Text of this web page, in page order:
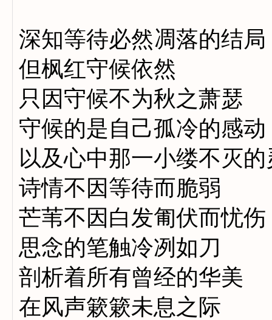
深知等待必然凋落的结局
但枫红守候依然
只因守候不为秋之萧瑟
守候的是自己孤冷的感动
以及心中那一小缕不灭的
诗情不因等待而脆弱
芒苇不因白发匍伏而忧伤
思念的笔触冷冽如刀
剖析着所有曾经的华美
在风声簌簌未息之际